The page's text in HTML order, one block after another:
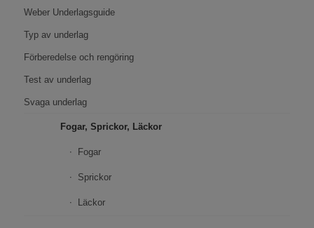
Weber Underlagsguide
Typ av underlag
Förberedelse och rengöring
Test av underlag
Svaga underlag
Fogar, Sprickor, Läckor
Fogar
Sprickor
Läckor